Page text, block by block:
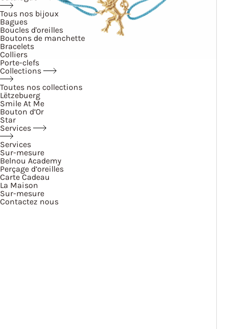
Tous nos bijoux
Bagues
Boucles d'oreilles
Boutons de manchette
Bracelets
Colliers
Porte-clefs
Collections
Toutes nos collections
Lëtzebuerg
Smile At Me
Bouton d’Or
Star
Services
Services
Sur-mesure
Belnou Academy
Perçage d’oreilles
Carte Cadeau
La Maison
Sur-mesure
Contactez nous